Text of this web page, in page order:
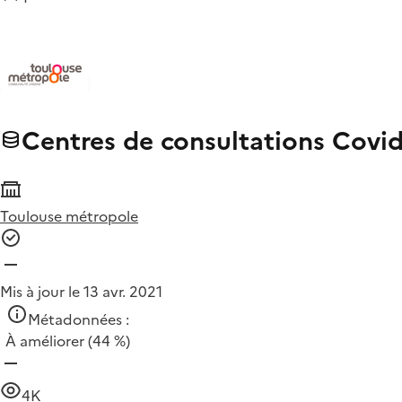
Centres de consultations
Toulouse métropole
Mis à jour le 13 avr. 2021
Métadonnées :
À améliorer(44 %)
4K